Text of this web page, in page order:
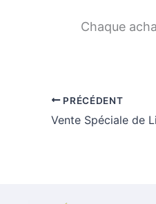
Chaque
PRÉCÉDENT
Vente Spéciale de